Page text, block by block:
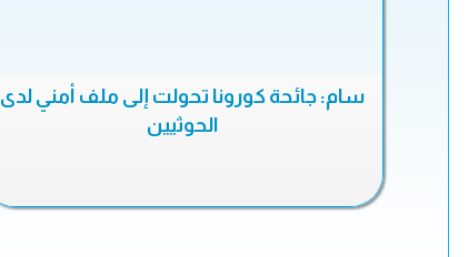
سام: جائحة كورونا تحولت إلى ملف أمني لدى
الحوثيين